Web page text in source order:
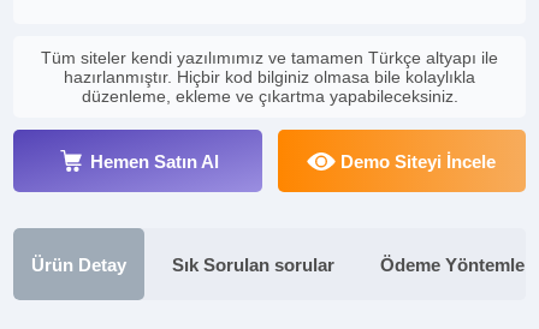
Tüm siteler kendi yazılımımız ve tamamen Türkçe altyapı ile
hazırlanmıştır. Hiçbir kod bilginiz olmasa bile kolaylıkla
düzenleme, ekleme ve çıkartma yapabileceksiniz.
Hemen Satın Al Demo Siteyi İncele
Ürün Detay Sık Sorulan sorular Ödeme Yöntemleri